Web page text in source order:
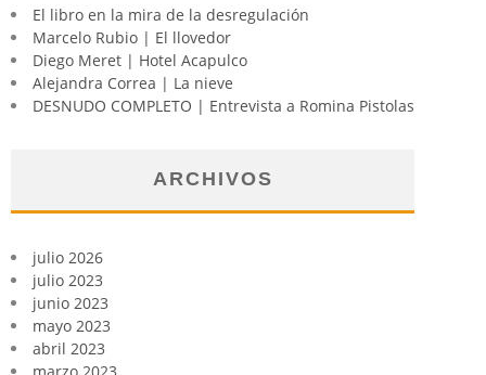
El libro en la mira de la desregulación
Marcelo Rubio | El llovedor
Diego Meret | Hotel Acapulco
Alejandra Correa | La nieve
DESNUDO COMPLETO | Entrevista a Romina Pistolas
ARCHIVOS
julio 2026
julio 2023
junio 2023
mayo 2023
abril 2023